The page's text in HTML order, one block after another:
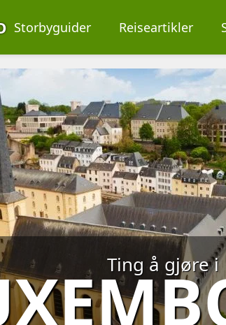
Storbyguider Reiseartikler
Ting å gjøre i